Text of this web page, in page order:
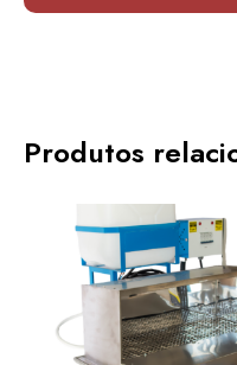
Produtos